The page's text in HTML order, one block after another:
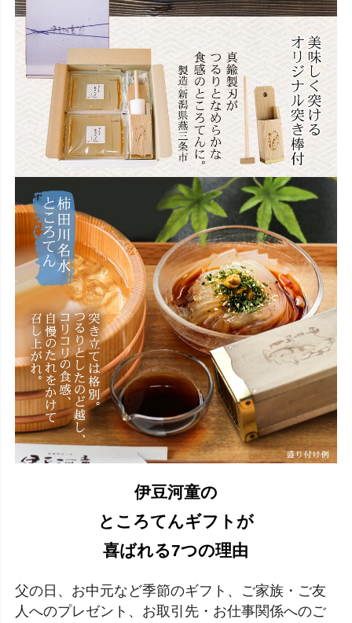
伊豆河童の
ところてんギフトが
喜ばれる7つの理由
父の日、お中元など季節のギフト、ご家族・ご友
人へのプレゼント、お取引先・お仕事関係へのご